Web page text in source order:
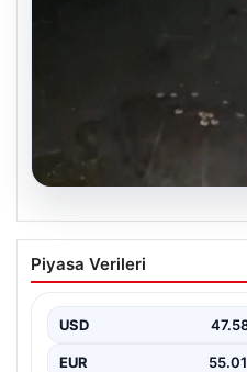
Sahilde yönünü
carettayı
Piyasa Verileri
USD
EUR 55.01